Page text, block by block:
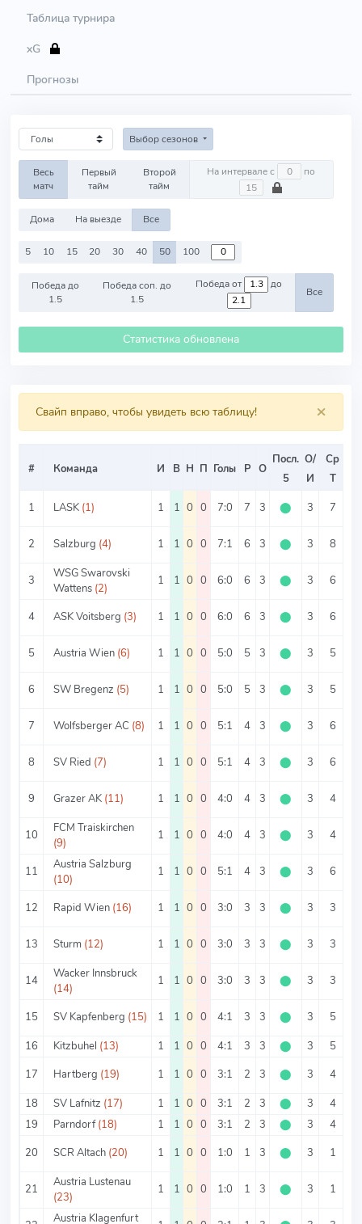
Таблица турнира
xG
Прогнозы
Выбор сезонов
Весь
матч
Первый
тайм
Второй
тайм
На интервале с по
Дома На выезде Все
5 10 15 20 30 40 50 100
Победа до
1.5
Победа соп. до
1.5
Победа от до
Все
Статистика обновлена
×
Свайп вправо, чтобы увидеть всю таблицу!
# Команда И В Н П Голы Р О
Посл.
5
О/
И
Ср
Т
1
LASK (1) 1 1 0 0 7:0 7 3 ⬤ 3 7
2 Salzburg (4) 1 1 0 0 7:1 6 3 ⬤ 3 8
3
WSG Swarovski
Wattens (2)
1 1 0 0 6:0 6 3 ⬤ 3 6
4 ASK Voitsberg (3) 1 1 0 0 6:0 6 3 ⬤ 3 6
5 Austria Wien (6) 1 1 0 0 5:0 5 3 ⬤ 3 5
6 SW Bregenz (5) 1 1 0 0 5:0 5 3 ⬤ 3 5
7 Wolfsberger AC (8) 1 1 0 0 5:1 4 3 ⬤ 3 6
8 SV Ried (7) 1 1 0 0 5:1 4 3 ⬤ 3 6
9 Grazer AK (11) 1 1 0 0 4:0 4 3 ⬤ 3 4
10
FCM Traiskirchen
(9)
1 1 0 0 4:0 4 3 ⬤ 3 4
11
Austria Salzburg
(10)
1 1 0 0 5:1 4 3 ⬤ 3 6
12 Rapid Wien (16) 1 1 0 0 3:0 3 3 ⬤ 3 3
13 Sturm (12) 1 1 0 0 3:0 3 3 ⬤ 3 3
14
Wacker Innsbruck
(14)
1 1 0 0 3:0 3 3 ⬤ 3 3
15 SV Kapfenberg (15) 1 1 0 0 4:1 3 3 ⬤ 3 5
16
Kitzbuhel (13) 1 1 0 0 4:1 3 3 ⬤ 3 5
17
Hartberg (19) 1 1 0 0 3:1 2 3 ⬤ 3 4
18
SV Lafnitz (17) 1 1 0 0 3:1 2 3 ⬤ 3 4
19
Parndorf (18) 1 1 0 0 3:1 2 3 ⬤ 3 4
20
SCR Altach (20) 1 1 0 0 1:0 1 3 ⬤ 3 1
21
Austria Lustenau
(23)
1 1 0 0 1:0 1 3 ⬤ 3 1
Austria Klagenfurt